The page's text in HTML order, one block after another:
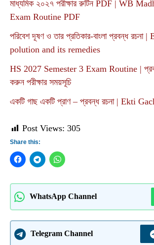
মাধ্যমিক ২০২৭ পরীক্ষার রুটিন PDF | WB
Exam Routine PDF
পরিবেশ দূষণ ও তার প্রতিকার-বাংলা প্রবন্ধ
polution and its remedies
HS 2027 Semester 3 Exam Routine |
করুন পরীক্ষার সময়সূচি
একটি গাছ একটি প্রাণ – প্রবন্ধ রচনা | Ekti
Post Views: 305
Share this:
WhatsApp Channel
Telegram Channel